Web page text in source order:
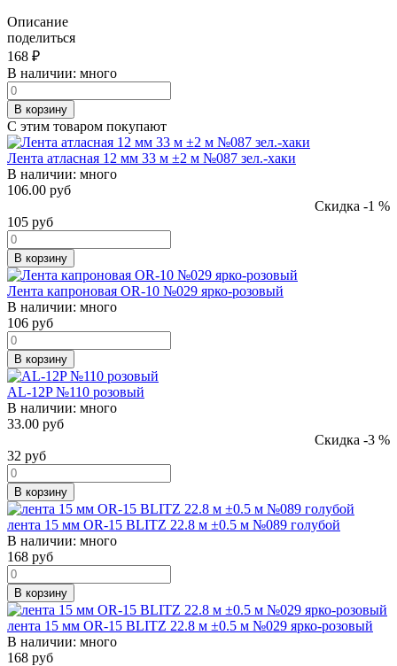
Описание
поделиться
168 ₽
В наличии: много
В корзину
С этим товаром покупают
Лента атласная 12 мм 33 м ±2 м №087 зел.-хаки
В наличии: много
106.00 руб
Скидка -1 %
105 руб
В корзину
Лента капроновая OR-10 №029 ярко-розовый
В наличии: много
106 руб
В корзину
AL-12P №110 розовый
В наличии: много
33.00 руб
Скидка -3 %
32 руб
В корзину
лента 15 мм OR-15 BLITZ 22.8 м ±0.5 м №089 голубой
В наличии: много
168 руб
В корзину
лента 15 мм OR-15 BLITZ 22.8 м ±0.5 м №029 ярко-розовый
В наличии: много
168 руб